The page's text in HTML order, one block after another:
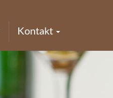
Kontakt